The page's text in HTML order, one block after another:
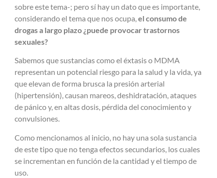
sobre este tema-; pero sí hay un dato que es importante,
considerando el tema que nos ocupa, el consumo de
drogas a largo plazo ¿puede provocar trastornos
sexuales?
Sabemos que sustancias como el éxtasis o MDMA
representan un potencial riesgo para la salud y la vida, ya
queelevan de forma brusca la presión arterial
(hipertensión), causan mareos, deshidratación, ataques
de pánico y, en altas dosis, pérdida del conocimiento y
convulsiones.
Como mencionamos al inicio, no hay una sola sustancia
de este tipo que no tenga efectos secundarios, los cuales
se incrementan en función de la cantidad y el tiempo de
uso.